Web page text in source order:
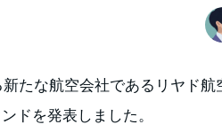
たな航空会社であるリヤド航
ドを発表しました。